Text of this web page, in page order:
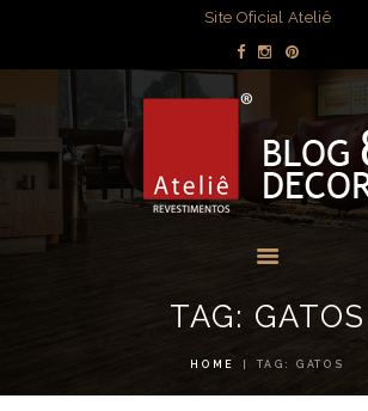
Site Oficial Ateliê
TAG: GATOS
HOME TAG: GATOS
BLOG & DECORE -
Blog com dicas de decorações e
DECORAÇÃO
DICAS POR
AMBIENTE
OBRAS
MÍDIA
CONTATO